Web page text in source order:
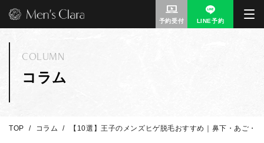
予約受付 LINE予約
コラム
COLUMN
TOP コラム 【10選】王子のメンズヒゲ脱毛おすすめ｜鼻下・あご・